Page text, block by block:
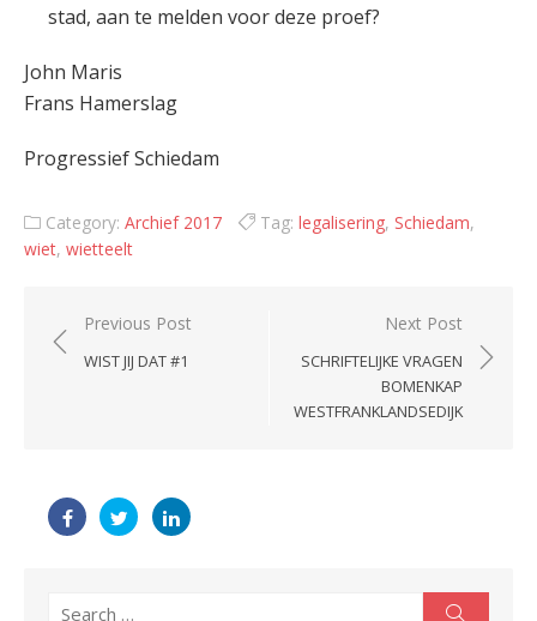
stad, aan te melden voor deze proef?
John Maris
Frans Hamerslag
Progressief Schiedam
Category: Archief 2017 Tag: legalisering, Schiedam,
wiet, wietteelt
Post
navigation
Previous Post
WIST JIJ DAT #1
Next Post
SCHRIFTELIJKE VRAGEN
BOMENKAP
WESTFRANKLANDSEDIJK